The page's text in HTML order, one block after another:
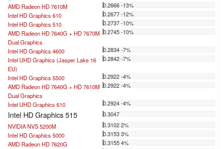
AMD Radeon HD 7610M
0.2666 -13%
Intel HD Graphics 610
0.2677 -12%
Intel HD Graphics 510
0.2737 -10%
AMD Radeon HD 7640G + HD 7670M
Dual Graphics
0.2745 -10%
Intel HD Graphics 4600
0.2834 -7%
Intel UHD Graphics (Jasper Lake 16
EU)
0.2842 -7%
Intel HD Graphics 5500
0.2922 -4%
AMD Radeon HD 7640G + HD 7610M
Dual Graphics
0.2922 -4%
Intel UHD Graphics 610 0.2924 -4%
Intel HD Graphics 515
0.3047
NVIDIA NVS 5200M
0.3102 2%
Intel HD Graphics 5000
0.3153 3%
AMD Radeon HD 7620G
0.3155 4%